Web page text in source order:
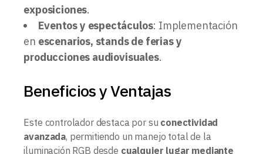
exposiciones.
Eventos y espectáculos: Implementación
en escenarios, stands de ferias y
producciones audiovisuales.
Beneficios y Ventajas
Este controlador destaca por su conectividad
avanzada, permitiendo un manejo total de la
iluminación RGB desde cualquier lugar mediante